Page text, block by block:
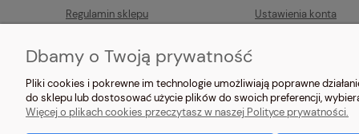
Regulamin sklepu
Ustawienia konta
NOSIMYSIE.PL Sylwia
Dbamy o Twoją prywatność
Pliki cookies i pokrewne im technologie umożliwiają poprawne
do sklepu lub dostosować użycie plików do swoich preferencji,
Więcej o plikach cookies przeczytasz w naszej Polityce prywatności.